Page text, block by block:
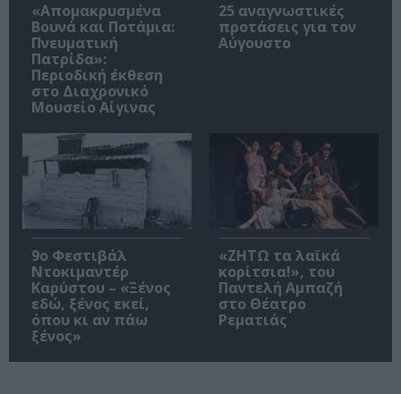
«Απομακρυσμένα
Βουνά και Ποτάμια:
Πνευματική
Πατρίδα»:
Περιοδική έκθεση
στο Διαχρονικό
Μουσείο Αίγινας
25 αναγνωστικές
προτάσεις για τον
Αύγουστο
9ο Φεστιβάλ
Ντοκιμαντέρ
Καρύστου – «Ξένος
εδώ, ξένος εκεί,
όπου κι αν πάω
ξένος»
«ΖΗΤΩ τα λαϊκά
κορίτσια!», του
Παντελή Αμπαζή
στο Θέατρο
Ρεματιάς